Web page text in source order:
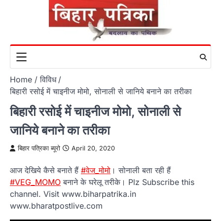
Home
विविध
बिहारी रसोई में चाइनीज मोमो, सोनाली से जानिये बनाने का तरीका
बिहारी रसोई में चाइनीज मोमो, सोनाली से
जानिये बनाने का तरीका
बिहार पत्रिका ब्यूरो April 20, 2020
आज देखिये कैसे बनाते हैं #वेज_मोमो । सोनाली बता रही हैं
#VEG_MOMO बनाने के घरेलू तरीके। Plz Subscribe this
channel. Visit www.biharpatrika.in
www.bharatpostlive.com